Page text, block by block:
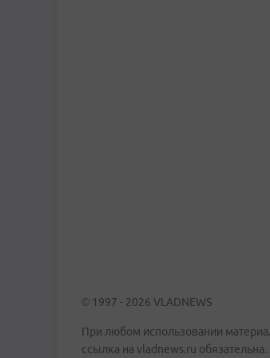
© 1997 - 2026 VLADNEWS
При любом использовании
ссылка на vladnews.ru обязательна.